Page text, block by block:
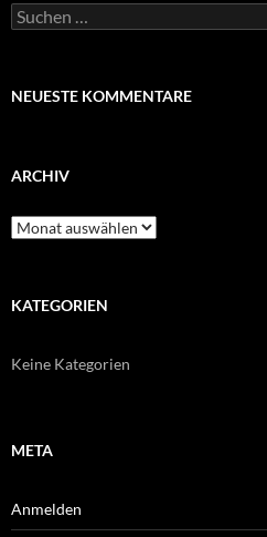
Suchen
nach:
NEUESTE KOMMENTARE
ARCHIV
Archiv
KATEGORIEN
Keine Kategorien
META
Anmelden